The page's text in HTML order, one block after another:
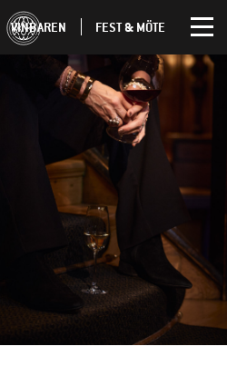
VINBAREN FEST & MÖTE